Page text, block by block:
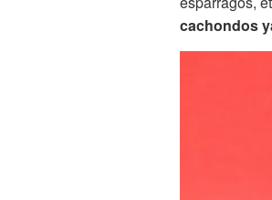
cachondos